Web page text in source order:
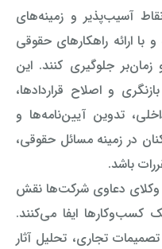
قانونی
آسیب‌پذیر و زمینه‌های
و با ارائه راهکارهای حقوقی
جلوگیری کنند. این
و اصلاح قراردادها،
تدوین آیین‌نامه‌ها و
در زمینه مسائل حقوقی،
باشد.
وکلای دعاوی شرکت‌ها نقش
کسب‌وکارها ایفا می‌کنند.
تجاری، تحلیل آثار